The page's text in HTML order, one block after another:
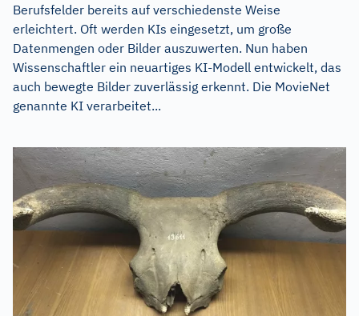
Berufsfelder bereits auf verschiedenste Weise
erleichtert. Oft werden KIs eingesetzt, um große
Datenmengen oder Bilder auszuwerten. Nun haben
Wissenschaftler ein neuartiges KI-Modell entwickelt, das
auch bewegte Bilder zuverlässig erkennt. Die MovieNet
genannte KI verarbeitet...